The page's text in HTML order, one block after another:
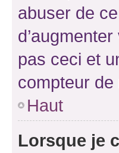
abuser de
pas ceci et
compteur
Haut
Lorsque je